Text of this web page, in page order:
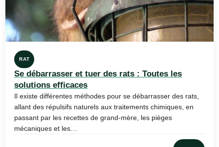
RAT
Se débarrasser et tuer des rats : Toutes les
solutions efficaces
Il existe différentes méthodes pour se débarrasser des rats,
allant des répulsifs naturels aux traitements chimiques, en
passant par les recettes de grand-mère, les pièges
mécaniques et les…